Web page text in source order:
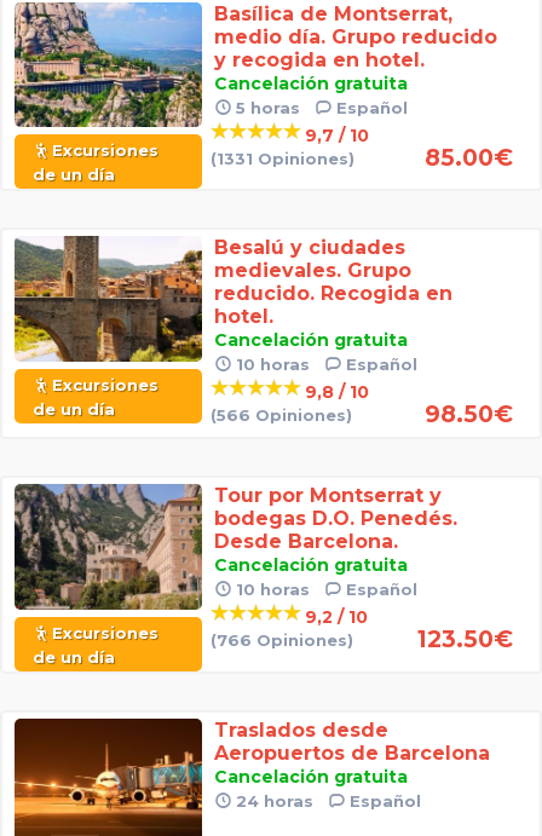
Excursiones
de un día
Basílica de Montserrat,
medio día. Grupo reducido
y recogida en hotel.
Cancelación gratuita
5 horas Español
9,7 / 10
(1331 Opiniones) 85.00€
Excursiones
de un día
Besalú y ciudades
medievales. Grupo
reducido. Recogida en
hotel.
Cancelación gratuita
10 horas Español
9,8 / 10
(566 Opiniones) 98.50€
Excursiones
de un día
Tour por Montserrat y
bodegas D.O. Penedés.
Desde Barcelona.
Cancelación gratuita
10 horas Español
9,2 / 10
(766 Opiniones) 123.50€
Traslados desde
Aeropuertos de Barcelona
Cancelación gratuita
24 horas Español